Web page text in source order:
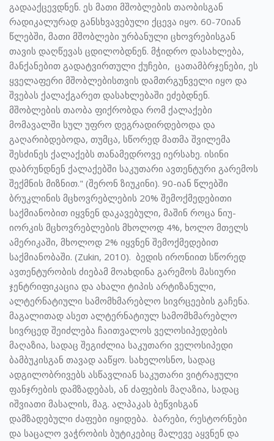
გადააქცევდნენ. ეს მათი მშობლების თაობისგან
რადიკალურად განსხვავებული ქცევა იყო. 60-70იან
წლებში, მათი მშობლები ურბანული ცხოვრებისგან
თავის დაღწევას ცდილობდნენ. მჭიდრო დასახლება,
მანქანებით გადატვირთული ქუჩები, ცათამბრჯენები, ეს
ყველაფერი მშობლებისთვის დამთრგუნველი იყო და
შვებას ქალაქგარეთ დასახლებაში ეძებდნენ.
მშობლების თაობა ფიქრობდა რომ ქალაქები
მომავალში სულ უფრო დეგრადირდებოდა და
გაღარიბდებოდა, თუმცა, სწორედ მათმა შვილემა
შესძინეს ქალაქებს თანამედროვე იერსახე. ისინი
დაბრუნდნენ ქალაქებში საკუთარი ავთენტური გარემოს
შექმნის მიზნით." (შერონ ზიუკინი). 90-იან წლებში
ბრუკლინის მცხოვრებლების 20% შემოქმედებითი
საქმიანობით იყვნენ დაკავებული, მაშინ როცა ნიუ-
იორკის მცხოვრებლების მხოლოდ 4%, ხოლო მთელს
ამერიკაში, მხოლოდ 2% იყვნენ შემოქმედებით
საქმიანობაში. (Zukin, 2010). ბედის ირონიით სწორედ
ავთენტურობის ძიებამ მოახდინა გარემოს მასიური
ჯენტრიფიკაცია და ახალი ტიპის არტიზანული,
ალტერნატიული სამომხმარებლო სივრცეების გაჩენა.
მაგალითად ასეთ ალტერნატიულ სამომხმარებლო
სივრცედ შეიძლება ჩაითვალოს ველოსიპედების
მაღაზია, სადაც შეგიძლია საკუთარი ველოსიპედი
ბამბუკისგან თავად ააწყო. სახელოსნო, სადაც
ადგილობრივებს ასწავლიან საკუთარი ვიტრაჟული
ფანჯრების დამზადებას, ან ძაფების მაღაზია, სადაც
იშვიათი მასალის, მაგ. ალპაკას ბეწვისგან
დამზადებული ძაფები იყიდება. ბარები, რესტორნები
და საცალო ვაჭრობის ბუტიკებიც მალევე აყვნენ და